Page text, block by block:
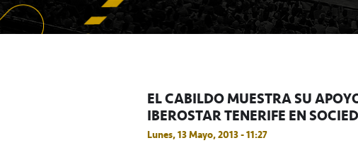
EL CABILDO MUESTRA SU
IBEROSTAR TENERIFE EN
Lunes, 13 Mayo, 2013 - 11:27